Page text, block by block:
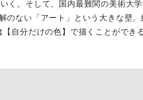
く。そして、国内最難関の美術大
のない「アート」という大きな壁。
自分だけの色】で描くことができ